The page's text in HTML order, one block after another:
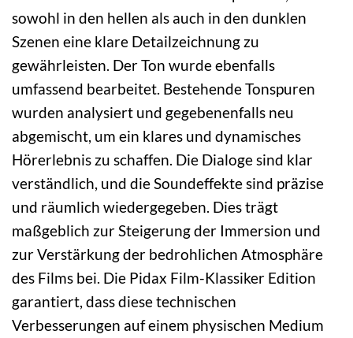
sowohl in den hellen als auch in den dunklen
Szenen eine klare Detailzeichnung zu
gewährleisten. Der Ton wurde ebenfalls
umfassend bearbeitet. Bestehende Tonspuren
wurden analysiert und gegebenenfalls neu
abgemischt, um ein klares und dynamisches
Hörerlebnis zu schaffen. Die Dialoge sind klar
verständlich, und die Soundeffekte sind präzise
und räumlich wiedergegeben. Dies trägt
maßgeblich zur Steigerung der Immersion und
zur Verstärkung der bedrohlichen Atmosphäre
des Films bei. Die Pidax Film-Klassiker Edition
garantiert, dass diese technischen
Verbesserungen auf einem physischen Medium